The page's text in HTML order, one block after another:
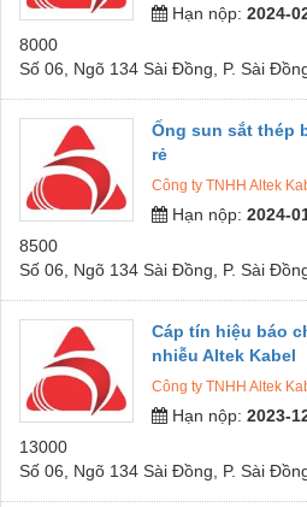
Hạn nộp: 2024-
8000
Số 06, Ngõ 134 Sài Đồng, P. Sài
Ống sun sắt thép
rẻ
Công ty TNHH Altek
Hạn nộp: 2024-
8500
Số 06, Ngõ 134 Sài Đồng, P. Sài
Cáp tín hiệu báo
nhiễu Altek Kabel
Công ty TNHH Altek
Hạn nộp: 2023-
13000
Số 06, Ngõ 134 Sài Đồng, P. Sài